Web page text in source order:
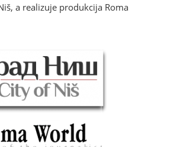
a realizuje produkcija Roma